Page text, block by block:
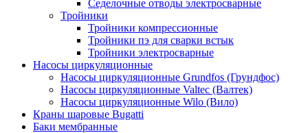
Седелочные отводы электросварные
Тройники
Тройники компрессионные
Тройники пэ для сварки встык
Тройники электросварные
Насосы циркуляционные
Насосы циркуляционные Grundfos (Грундфос)
Насосы циркуляционные Valtec (Валтек)
Насосы циркуляционные Wilo (Вило)
Краны шаровые Bugatti
Баки мембранные